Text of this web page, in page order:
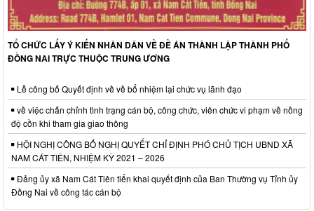
TỔ CHỨC LẤY Ý KIẾN NHÂN DÂN VỀ ĐỀ ÁN THÀNH LẬP THÀNH PHỐ
ĐỒNG NAI TRỰC THUỘC TRUNG ƯƠNG
Lễ công bố Quyết định về về bổ nhiệm lại chức vụ lãnh đạo
về việc chấn chỉnh tình trạng cán bộ, công chức, viên chức vi phạm về nồng
độ cồn khi tham gia giao thông
HỘI NGHỊ CÔNG BỐ NGHỊ QUYẾT CHỈ ĐỊNH PHÓ CHỦ TỊCH UBND XÃ
NAM CÁT TIÊN, NHIỆM KỲ 2021 – 2026
Đảng ủy xã Nam Cát Tiên tiển khai quyết định của Ban Thường vụ Tỉnh ủy
Đồng Nai về công tác cán bộ